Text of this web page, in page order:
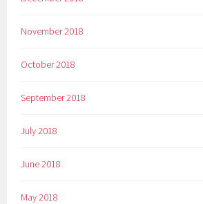
November 2018
October 2018
September 2018
July 2018
June 2018
May 2018